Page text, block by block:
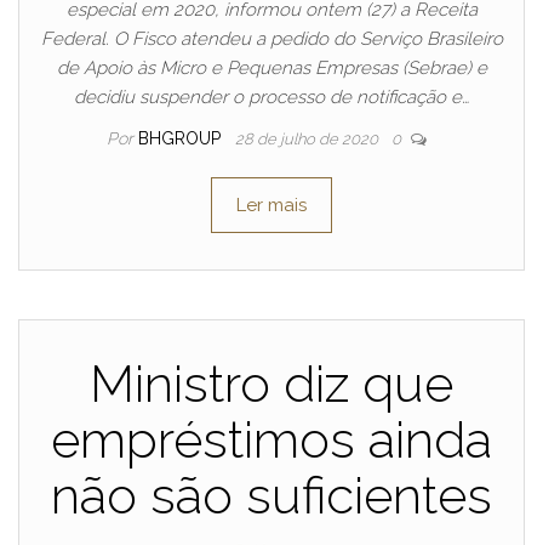
especial em 2020, informou ontem (27) a Receita
Federal. O Fisco atendeu a pedido do Serviço Brasileiro
de Apoio às Micro e Pequenas Empresas (Sebrae) e
decidiu suspender o processo de notificação e…
Por BHGROUP 28 de julho de 2020 0
Ler mais
Ministro diz que
empréstimos ainda
não são suficientes